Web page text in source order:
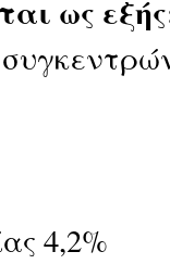
ως
4,2%